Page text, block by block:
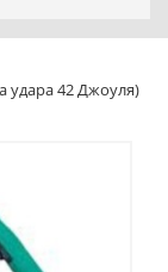
удара 42 Джоуля)